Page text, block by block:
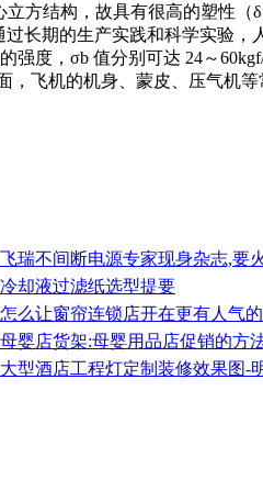
结构，故具有很高的塑性（
长期的生产实践和科学实验
度，σb 值分别可达 24～
飞机的机身、蒙皮、压气机
飞瑞不间断电源专家现身杂志,要
冷却液过滤纸选型提要
怎么让窗帘连锁店开在更有人气
母婴店货架:母婴用品店促销的方
大型酒店工程灯定制装修效果图-